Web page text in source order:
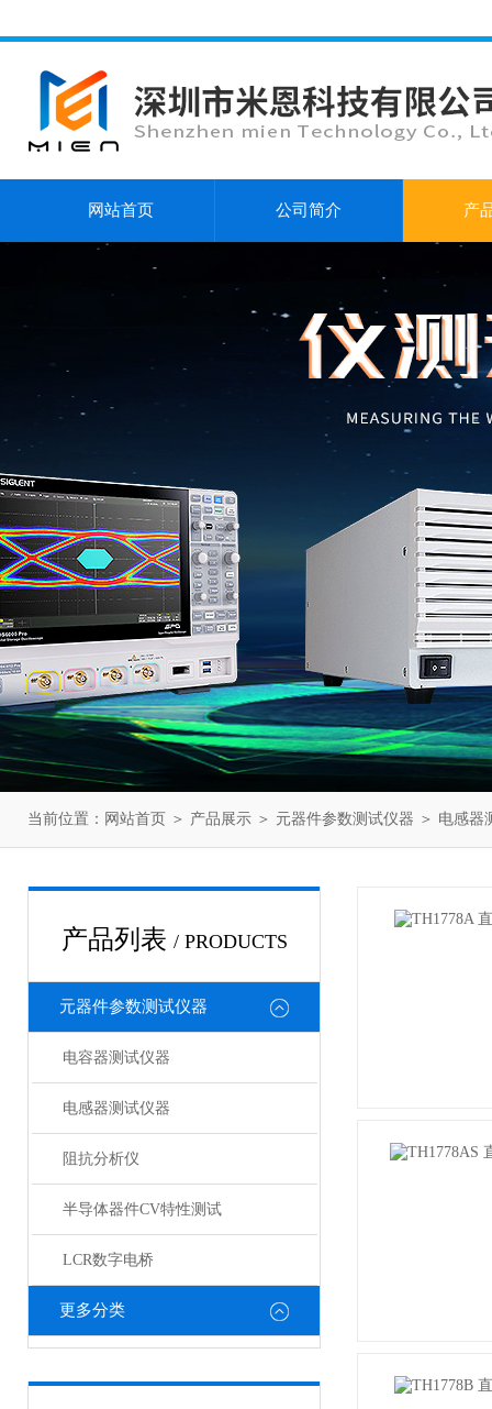
网站首页 公司简介 产
当前位置： 网站首页 ＞ 产品展示 ＞ 元器件参数测试仪器 ＞ 电感器
产品列表 / PRODUCTS
元器件参数测试仪器
电容器测试仪器
电感器测试仪器
阻抗分析仪
半导体器件CV特性测试
LCR数字电桥
更多分类